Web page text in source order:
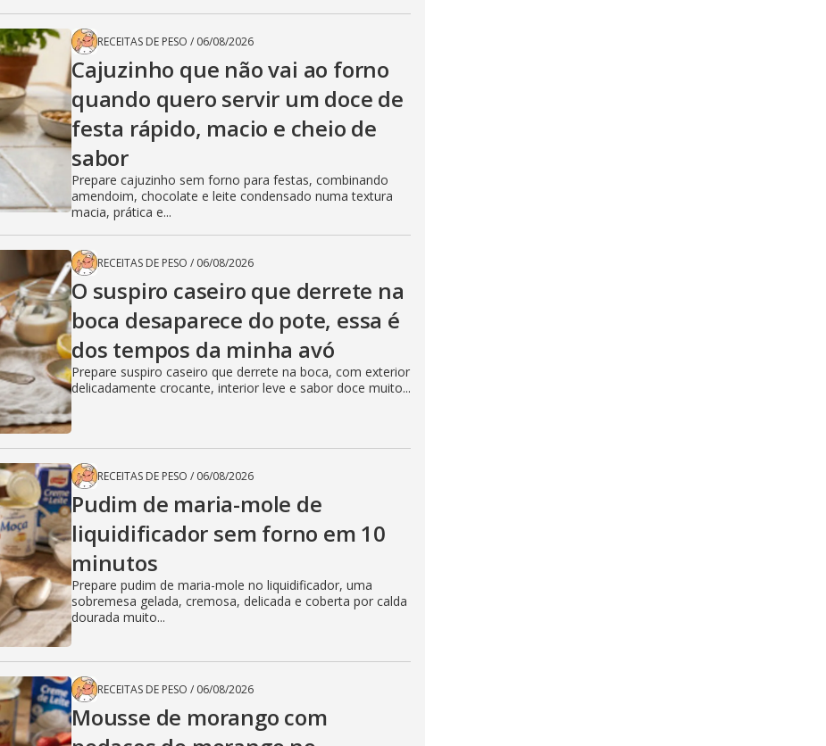
RECEITAS DE PESO / 06/08/2026
Cajuzinho que não vai ao forno
quando quero servir um doce de
festa rápido, macio e cheio de
sabor
Prepare cajuzinho sem forno para festas, combinando
amendoim, chocolate e leite condensado numa textura
macia, prática e...
RECEITAS DE PESO / 06/08/2026
O suspiro caseiro que derrete na
boca desaparece do pote, essa é
dos tempos da minha avó
Prepare suspiro caseiro que derrete na boca, com exterior
delicadamente crocante, interior leve e sabor doce muito...
RECEITAS DE PESO / 06/08/2026
Pudim de maria-mole de
liquidificador sem forno em 10
minutos
Prepare pudim de maria-mole no liquidificador, uma
sobremesa gelada, cremosa, delicada e coberta por calda
dourada muito...
RECEITAS DE PESO / 06/08/2026
Mousse de morango com